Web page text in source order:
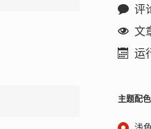
评
文
运
主题配色